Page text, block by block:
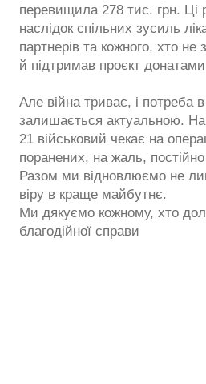
перевищила 278 тис. грн. Ці
наслідок спільних зусиль
партнерів та кожного, хто
й підтримав проєкт
Але війна триває, і потреба
залишається актуальною. На
21 військовий чекає на
поранених, на жаль,
Разом ми відновлюємо не
віру в краще майбутнє.
Ми дякуємо кожному, хто
благодійної справи